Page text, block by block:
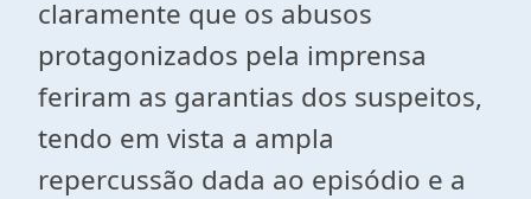
claramente que os abusos
protagonizados pela imprensa
feriram as garantias dos suspeitos,
tendo em vista a ampla
repercussão dada ao episódio e a